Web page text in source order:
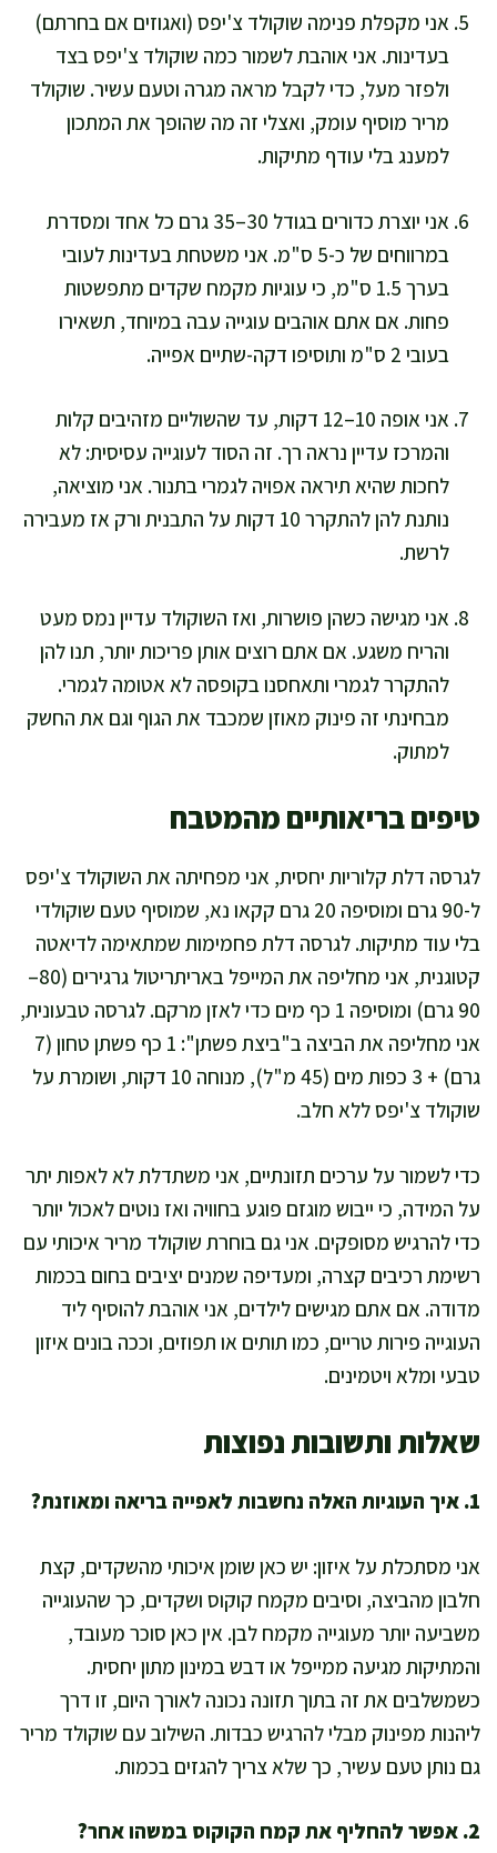
אני מקפלת פנימה שוקולד צ'יפס (ואגוזים אם בחרתם)
בעדינות. אני אוהבת לשמור כמה שוקולד צ'יפס בצד
ולפזר מעל, כדי לקבל מראה מגרה וטעם עשיר. שוקולד
מריר מוסיף עומק, ואצלי זה מה שהופך את המתכון
למענג בלי עודף מתיקות.
אני יוצרת כדורים בגודל 30–35 גרם כל אחד ומסדרת
במרווחים של כ-5 ס"מ. אני משטחת בעדינות לעובי
בערך 1.5 ס"מ, כי עוגיות מקמח שקדים מתפשטות
פחות. אם אתם אוהבים עוגייה עבה במיוחד, תשאירו
בעובי 2 ס"מ ותוסיפו דקה-שתיים אפייה.
אני אופה 10–12 דקות, עד שהשוליים מזהיבים קלות
והמרכז עדיין נראה רך. זה הסוד לעוגייה עסיסית: לא
לחכות שהיא תיראה אפויה לגמרי בתנור. אני מוציאה,
נותנת להן להתקרר 10 דקות על התבנית ורק אז מעבירה
לרשת.
אני מגישה כשהן פושרות, ואז השוקולד עדיין נמס מעט
והריח משגע. אם אתם רוצים אותן פריכות יותר, תנו להן
להתקרר לגמרי ותאחסנו בקופסה לא אטומה לגמרי.
מבחינתי זה פינוק מאוזן שמכבד את הגוף וגם את החשק
למתוק.
טיפים בריאותיים מהמטבח
לגרסה דלת קלוריות יחסית, אני מפחיתה את השוקולד צ'יפס
ל-90 גרם ומוסיפה 20 גרם קקאו נא, שמוסיף טעם שוקולדי
בלי עוד מתיקות. לגרסה דלת פחמימות שמתאימה לדיאטה
קטוגנית, אני מחליפה את המייפל באריתריטול גרגירים (80–
90 גרם) ומוסיפה 1 כף מים כדי לאזן מרקם. לגרסה טבעונית,
אני מחליפה את הביצה ב"ביצת פשתן": 1 כף פשתן טחון (7
גרם) + 3 כפות מים (45 מ"ל), מנוחה 10 דקות, ושומרת על
שוקולד צ'יפס ללא חלב.
כדי לשמור על ערכים תזונתיים, אני משתדלת לא לאפות יתר
על המידה, כי ייבוש מוגזם פוגע בחוויה ואז נוטים לאכול יותר
כדי להרגיש מסופקים. אני גם בוחרת שוקולד מריר איכותי עם
רשימת רכיבים קצרה, ומעדיפה שמנים יציבים בחום בכמות
מדודה. אם אתם מגישים לילדים, אני אוהבת להוסיף ליד
העוגייה פירות טריים, כמו תותים או תפוזים, וככה בונים איזון
טבעי ומלא ויטמינים.
שאלות ותשובות נפוצות
1. איך העוגיות האלה נחשבות לאפייה בריאה ומאוזנת?
אני מסתכלת על איזון: יש כאן שומן איכותי מהשקדים, קצת
חלבון מהביצה, וסיבים מקמח קוקוס ושקדים, כך שהעוגייה
משביעה יותר מעוגייה מקמח לבן. אין כאן סוכר מעובד,
והמתיקות מגיעה ממייפל או דבש במינון מתון יחסית.
כשמשלבים את זה בתוך תזונה נכונה לאורך היום, זו דרך
ליהנות מפינוק מבלי להרגיש כבדות. השילוב עם שוקולד מריר
גם נותן טעם עשיר, כך שלא צריך להגזים בכמות.
2. אפשר להחליף את קמח הקוקוס במשהו אחר?